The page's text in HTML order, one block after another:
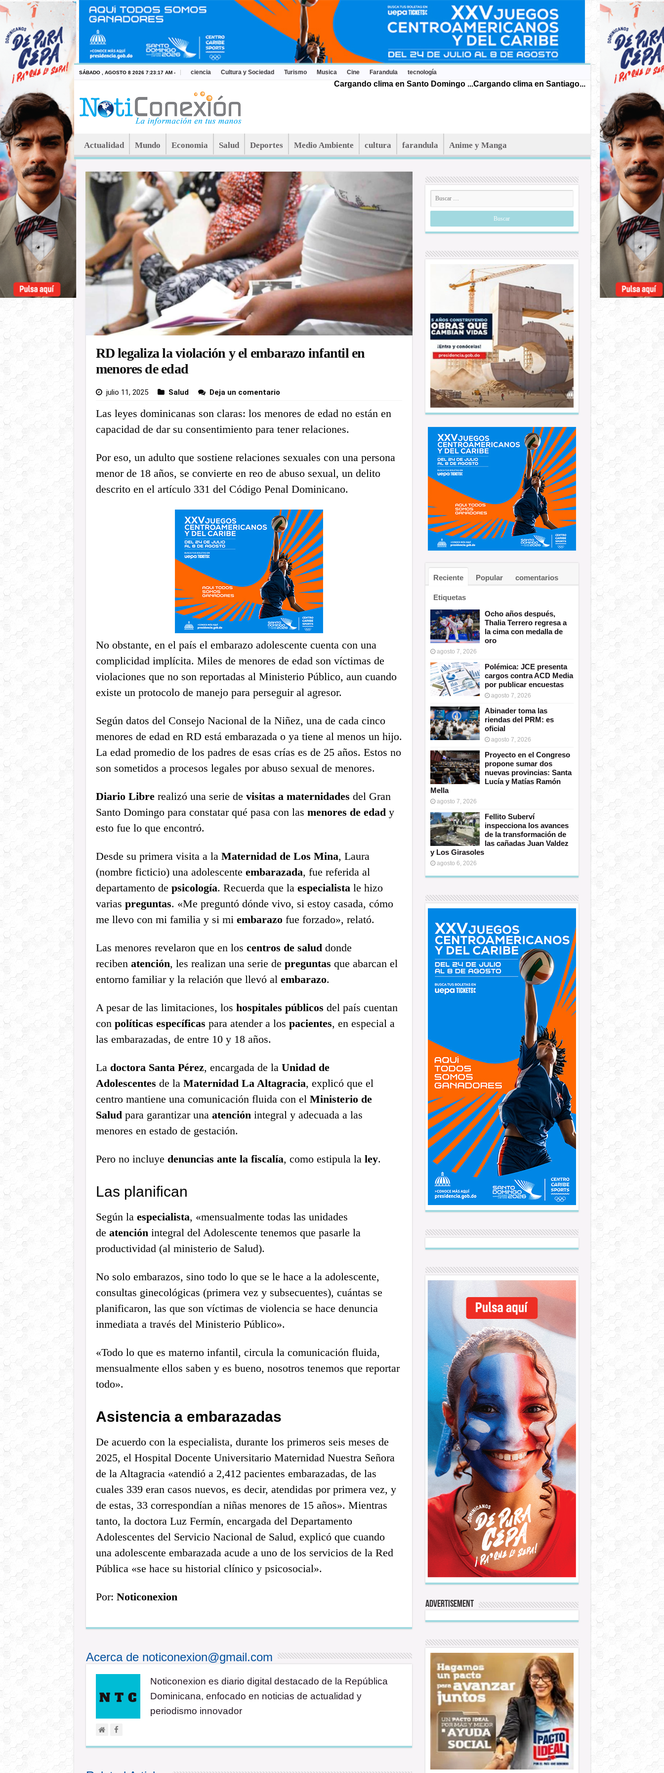
SÁBADO , AGOSTO 8 2026 7:23:17 AM - ciencia Cultura y Sociedad Turismo Musica Cine Farandula tecnología
Cargando clima en Santo Domingo ...Cargando clima en Santiago...
Actualidad Mundo Economia Salud Deportes Medio Ambiente cultura farandula Anime y Manga
RD legaliza la violación y el embarazo infantil en
menores de edad
julio 11, 2025 Salud Deja un comentario
Las leyes dominicanas son claras: los menores de edad no están en
capacidad de dar su consentimiento para tener relaciones.
Por eso, un adulto que sostiene relaciones sexuales con una persona
menor de 18 años, se convierte en reo de abuso sexual, un delito
descrito en el artículo 331 del Código Penal Dominicano.
No obstante, en el país el embarazo adolescente cuenta con una
complicidad implícita. Miles de menores de edad son víctimas de
violaciones que no son reportadas al Ministerio Público, aun cuando
existe un protocolo de manejo para perseguir al agresor.
Según datos del Consejo Nacional de la Niñez, una de cada cinco
menores de edad en RD está embarazada o ya tiene al menos un hijo.
La edad promedio de los padres de esas crías es de 25 años. Estos no
son sometidos a procesos legales por abuso sexual de menores.
Diario Librerealizó una serie de visitas a maternidades del Gran
Santo Domingo para constatar qué pasa con las menores de edady
esto fue lo que encontró.
Desde su primera visita a la Maternidad de Los Mina, Laura
(nombre ficticio) una adolescente embarazada, fue referida al
departamento de psicología. Recuerda que la especialistale hizo
varias preguntas. «Me preguntó dónde vivo, si estoy casada, cómo
me llevo con mi familia y si mi embarazofue forzado», relató.
Las menores revelaron que en los centros de saluddonde
reciben atención, les realizan una serie de preguntas que abarcan el
entorno familiar y la relación que llevó al embarazo.
A pesar de las limitaciones, los hospitales públicos del país cuentan
con políticas específicas para atender a los pacientes, en especial a
las embarazadas, de entre 10 y 18 años.
La doctora Santa Pérez, encargada de la Unidad de
Adolescentes de la Maternidad La Altagracia, explicó que el
centro mantiene una comunicación fluida con el Ministerio de
Saludpara garantizar una atenciónintegral y adecuada a las
menores en estado de gestación.
Pero no incluye denuncias ante la fiscalía, como estipula la ley.
Las planifican
Según la especialista, «mensualmente todas las unidades
de atenciónintegral del Adolescente tenemos que pasarle la
productividad (al ministerio de Salud).
No solo embarazos, sino todo lo que se le hace a la adolescente,
consultas ginecológicas (primera vez y subsecuentes), cuántas se
planificaron, las que son víctimas de violencia se hace denuncia
inmediata a través del Ministerio Público».
«Todo lo que es materno infantil, circula la comunicación fluida,
mensualmente ellos saben y es bueno, nosotros tenemos que reportar
todo».
Asistencia a embarazadas
De acuerdo con la especialista, durante los primeros seis meses de
2025, el Hospital Docente Universitario Maternidad Nuestra Señora
de la Altagracia «atendió a 2,412 pacientes embarazadas, de las
cuales 339 eran casos nuevos, es decir, atendidas por primera vez, y
de estas, 33 correspondían a niñas menores de 15 años». Mientras
tanto, la doctora Luz Fermín, encargada del Departamento
Adolescentes del Servicio Nacional de Salud, explicó que cuando
una adolescente embarazada acude a uno de los servicios de la Red
Pública «se hace su historial clínico y psicosocial».
Por: Noticonexion
Acerca de noticonexion@gmail.com
Noticonexion es diario digital destacado de la República
Dominicana, enfocado en noticias de actualidad y
periodismo innovador
Reciente Popular comentarios
Etiquetas
Ocho años después,
Thalia Terrero regresa a
la cima con medalla de
oro
agosto 7, 2026
Polémica: JCE presenta
cargos contra ACD Media
por publicar encuestas
agosto 7, 2026
Abinader toma las
riendas del PRM: es
oficial
agosto 7, 2026
Proyecto en el Congreso
propone sumar dos
nuevas provincias: Santa
Lucía y Matías Ramón
Mella
agosto 7, 2026
Fellito Suberví
inspecciona los avances
de la transformación de
las cañadas Juan Valdez
y Los Girasoles
agosto 6, 2026
Advertisement